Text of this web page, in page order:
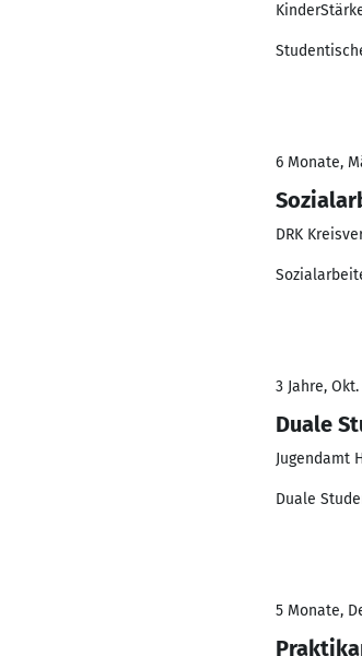
6 Monate,
DRK
3 Jahre,
Duale
Jugendamt
Duale
5 Monate,